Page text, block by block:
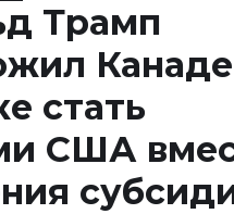
Трамп
стать
США